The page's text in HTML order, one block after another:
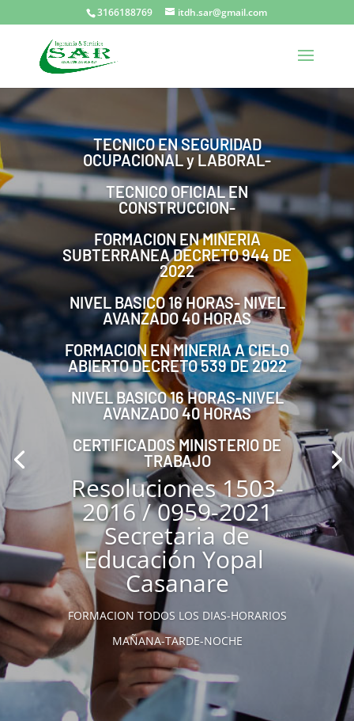
3166188769 itdh.sar@gmail.com
TECNICO EN SEGURIDAD
OCUPACIONAL y LABORAL-
TECNICO OFICIAL EN
CONSTRUCCION-
FORMACION EN MINERIA
SUBTERRANEA DECRETO 944 DE
2022
NIVEL BASICO 16 HORAS- NIVEL
AVANZADO 40 HORAS
FORMACION EN MINERIA A CIELO
ABIERTO DECRETO 539 DE 2022
NIVEL BASICO 16 HORAS-NIVEL
AVANZADO 40 HORAS
CERTIFICADOS MINISTERIO DE
TRABAJO
Resoluciones 1503-
2016 / 0959-2021
Secretaria de
Educación Yopal
Casanare
FORMACION TODOS LOS DIAS-HORARIOS
MAÑANA-TARDE-NOCHE